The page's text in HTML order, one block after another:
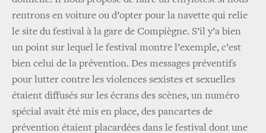
rentrons en voiture ou d’opter pour la navette qui relie
le site du festival à la gare de Compiègne. S’il y’a bien
un point sur lequel le festival montre l’exemple, c’est
bien celui de la prévention. Des messages préventifs
pour lutter contre les violences sexistes et sexuelles
étaient diffusés sur les écrans des scènes, un numéro
spécial avait été mis en place, des pancartes de
prévention étaient placardées dans le festival dont une